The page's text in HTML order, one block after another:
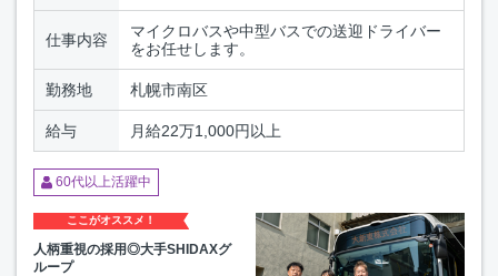
仕事内容
マイクロバスや中型バスでの送迎ドライバー
をお任せします。
勤務地 札幌市南区
給与 月給22万1,000円以上
60代以上活躍中
ここがオススメ！
人柄重視の採用◎大手SHIDAXグ
ループ